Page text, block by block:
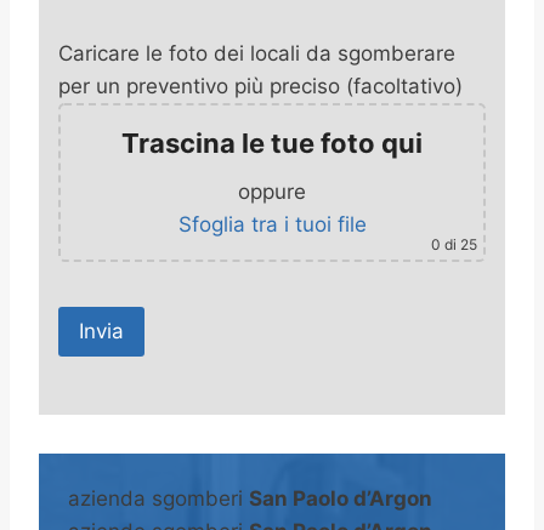
Caricare le foto dei locali da sgomberare
per un preventivo più preciso (facoltativo)
Trascina le tue foto qui
oppure
Sfoglia tra i tuoi file
0 di 25
A
eazienda sgomberi San Paolo d’Argon